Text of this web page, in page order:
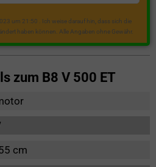
um 21:50 . Ich weise darauf hin, dass sich die
haben können. Alle Angaben ohne Gewähr.
zum B8 V 500 ET
cm